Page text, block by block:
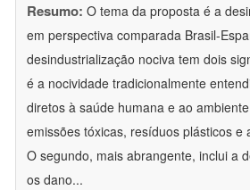
Resumo: O tema da proposta é a
em perspectiva comparada Brasil-
desindustrialização nociva tem dois
é a nocividade tradicionalmente
diretos à saúde humana e ao
emissões tóxicas, resíduos plásticos e
O segundo, mais abrangente, inclui a
os dano...